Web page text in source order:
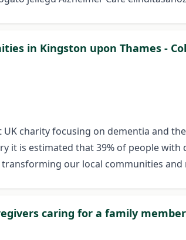
in Kingston upon Thames -
UK charity focusing on dementia and
it is estimated that 39% of people
our local communities
caring for a family member